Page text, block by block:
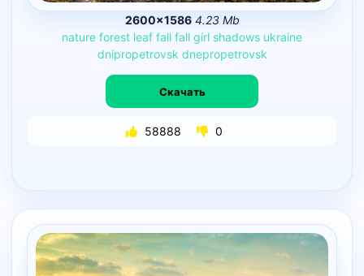
2600×1586 4.23 Mb
nature forest leaf fall fall girl shadows ukraine
dnipropetrovsk dnepropetrovsk
Скачать
58888 0